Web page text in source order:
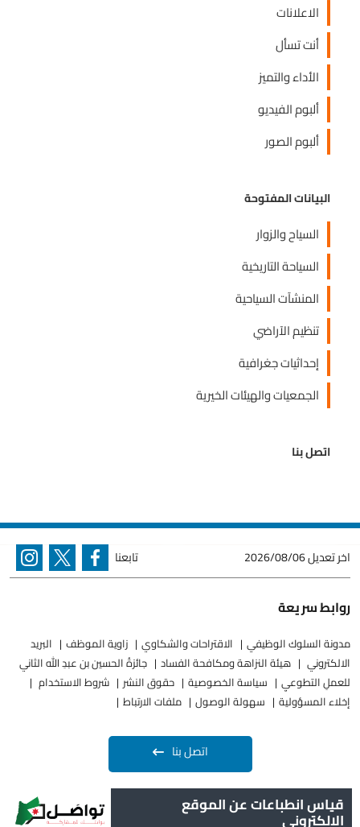
قياس انطباعات عن الموقع
الالكتروني
الاعلانات
أنت تسأل
الأداء والتميز
ألبوم الفيديو
ألبوم الصور
البيانات المفتوحة
السياح والزوار
السياحة التاريخية
المنشآت السياحية
تنظيم الآراضي
إحداثيات جغرافية
الجمعيات والهيئات الخيرية
اتصل بنا
اخر تعديل2026/08/06 تابعنا
روابط سريعة
مدونة السلوك الوظيفي الاقتراحات والشكاوي زاوية الموظف
البريد
الالكتروني
هيئة النزاهة ومكافحة الفساد
جائزةُ الحسين بن عبدِ الله الثاني
للعملِ التطوعيِ
سياسة الخصوصية حقوق النشر
شروط الاستخدام
إخلاء المسؤولية
سهولة الوصول ملفات الارتباط
اتصل بنا